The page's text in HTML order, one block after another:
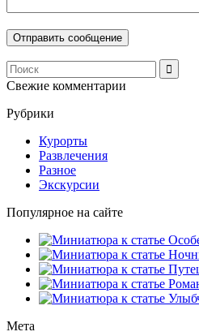
Свежие комментарии
Рубрики
Курорты
Развлечения
Разное
Экскурсии
Популярное на сайте
Мета